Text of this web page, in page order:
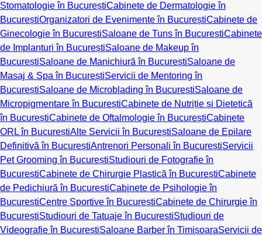
Stomatologie în BucureștiCabinete de Dermatologie în
BucureștiOrganizatori de Evenimente în BucureștiCabinete de
Ginecologie în BucureștiSaloane de Tuns în BucureștiCabinete
de Implanturi în BucureștiSaloane de Makeup în
BucureștiSaloane de Manichiură în BucureștiSaloane de
Masaj & Spa în BucureștiServicii de Mentoring în
BucureștiSaloane de Microblading în BucureștiSaloane de
Micropigmentare în BucureștiCabinete de Nutriție și Dietetică
în BucureștiCabinete de Oftalmologie în BucureștiCabinete
ORL în BucureștiAlte Servicii în BucureștiSaloane de Epilare
Definitivă în BucureștiAntrenori Personali în BucureștiServicii
Pet Grooming în BucureștiStudiouri de Fotografie în
BucureștiCabinete de Chirurgie Plastică în BucureștiCabinete
de Pedichiură în BucureștiCabinete de Psihologie în
BucureștiCentre Sportive în BucureștiCabinete de Chirurgie în
BucureștiStudiouri de Tatuaje în BucureștiStudiouri de
Videografie în BucureștiSaloane Barber în TimișoaraServicii de